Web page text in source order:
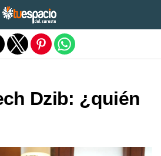
Dzib: ¿quién
de la versión móvil